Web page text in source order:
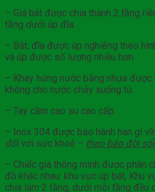
– Giá bát được chia thành 2 tầng
tầng dưới úp đĩa.
– Bát, đĩa được úp nghiêng theo
và úp được số lượng nhiều hơn.
– Khay hứng nước bằng nhựa
không cho nước chảy xuống tủ.
– Tay cầm cao su cao cấp.
– Inox 304 được bảo hành han gỉ
đốivới sức khoẻ – theo báo đời
– Chiếc giá thông minh được phân
đồ khác nhau: khu vực úp bát, Khu
chia làm 2 tầng, dưới mỗi tầng đều